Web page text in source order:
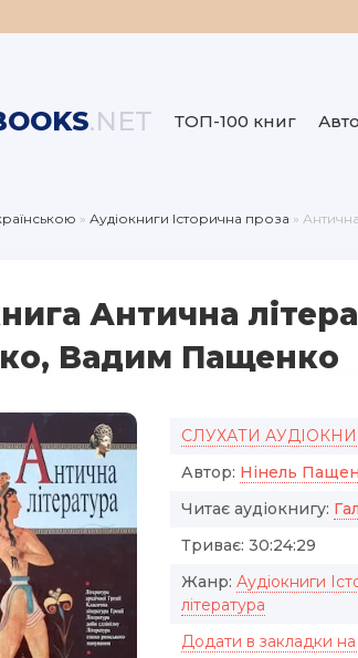
.NET ТОП-100 книг
» Аудіокниги Історична проза »
Антична
Вадим Пащенко
СЛУХАТИ
Автор: Нінель
Читає аудіокнигу:
Триває: 30:24:29
Жанр: Аудіокниги
література
Додати в закладки